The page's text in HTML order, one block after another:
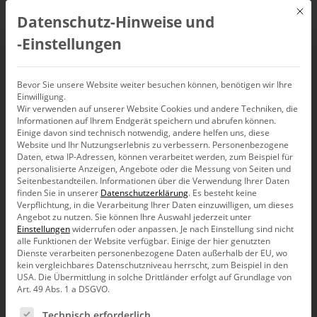
USA TODAY
Mensch zum messen
Mit
Datenschutz-Hinweise und
‑Einstellungen
Bevor Sie unsere Website weiter besuchen können, benötigen wir Ihre
Einwilligung.
Wir verwenden auf unserer Website Cookies und andere Techniken, die
Informationen auf Ihrem Endgerät speichern und abrufen können.
Einige davon sind technisch notwendig, andere helfen uns, diese
Website und Ihr Nutzungserlebnis zu verbessern. Personenbezogene
Daten, etwa IP-Adressen, können verarbeitet werden, zum Beispiel für
personalisierte Anzeigen, Angebote oder die Messung von Seiten und
Seitenbestandteilen. Informationen über die Verwendung Ihrer Daten
finden Sie in unserer Datenschutzerklärung. Es besteht keine
Verpflichtung, in die Verarbeitung Ihrer Daten einzuwilligen, um dieses
Angebot zu nutzen.Sie können Ihre Auswahl jederzeit unter
Einstellungenwiderrufen oder anpassen. Je nach Einstellung sind nicht
alle Funktionen der Website verfügbar. Einige der hier genutzten
Dienste verarbeiten personenbezogene Daten außerhalb der EU, wo
kein vergleichbares Datenschutzniveau herrscht, zum Beispiel in den
USA. Die Übermittlung in solche Drittländer erfolgt auf Grundlage von
Art. 49 Abs. 1 a DSGVO.
Es folgt eine Liste der Service-Gruppen, für die eine